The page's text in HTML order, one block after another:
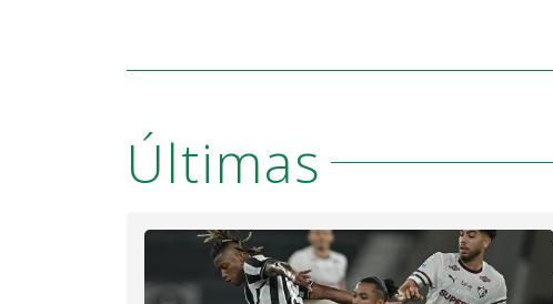
Últimas